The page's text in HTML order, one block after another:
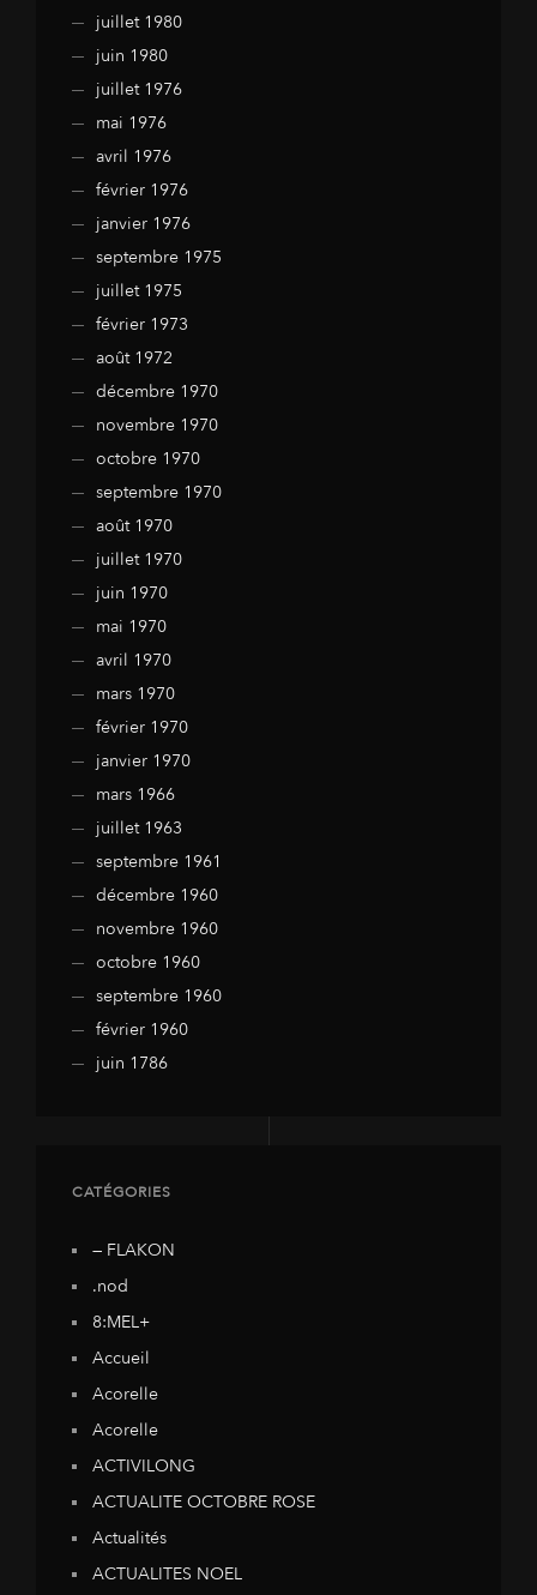
juillet 1980
juin 1980
juillet 1976
mai 1976
avril 1976
février 1976
janvier 1976
septembre 1975
juillet 1975
février 1973
août 1972
décembre 1970
novembre 1970
octobre 1970
septembre 1970
août 1970
juillet 1970
juin 1970
mai 1970
avril 1970
mars 1970
février 1970
janvier 1970
mars 1966
juillet 1963
septembre 1961
décembre 1960
novembre 1960
octobre 1960
septembre 1960
février 1960
juin 1786
CATÉGORIES
— FLAKON
.nod
8:MEL+
Accueil
Acorelle
Acorelle
ACTIVILONG
ACTUALITE OCTOBRE ROSE
Actualités
ACTUALITES NOEL